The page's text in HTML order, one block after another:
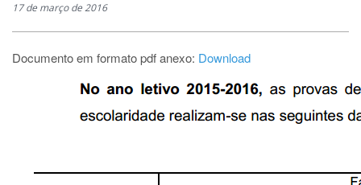
17 de março de 2016
Documento em formato pdf anexo: Download